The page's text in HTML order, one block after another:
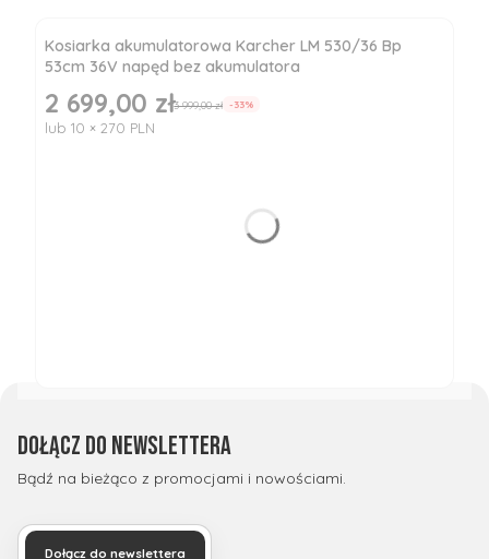
Kosiarka akumulatorowa Karcher LM 530/36 Bp
53cm 36V napęd bez akumulatora
Cena promocyjna
2 699,00 zł3 999,00 zł -33%
lub 10 × 270 PLN
Dołącz do newslettera
Bądź na bieżąco z promocjami i nowościami.
Dołącz do newslettera